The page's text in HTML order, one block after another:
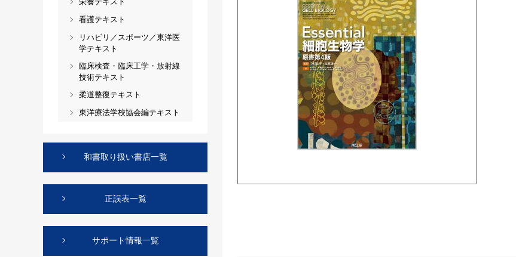
看護テキスト
リハビリ／スポーツ／東洋医
学テキスト
臨床検査・臨床工学・放射線
技術テキスト
柔道整復テキスト
東洋療法学校協会編テキスト
和書取り扱い書店一覧
正誤表一覧
サポート情報一覧